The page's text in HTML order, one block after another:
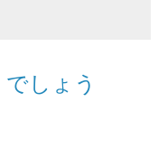
しょう